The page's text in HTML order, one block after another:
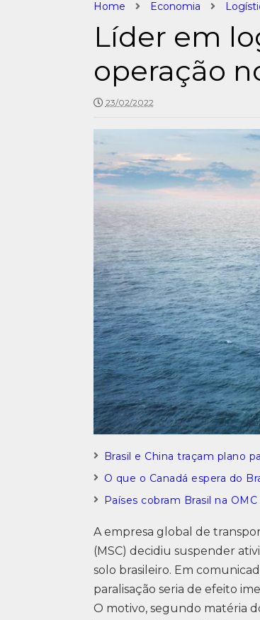
Home Economia
Líder em
operação
23/02/2022
Brasil e China traçam plano
O que o Canadá espera do
Países cobram Brasil na
A empresa global de
(MSC) decidiu suspender
solo brasileiro. Em
paralisação seria de efeito
O motivo, segundo matéria